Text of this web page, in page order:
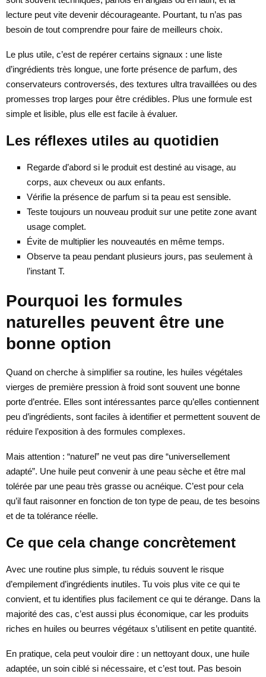
lecture peut vite devenir décourageante. Pourtant, tu n’as pas
besoin de tout comprendre pour faire de meilleurs choix.
Le plus utile, c’est de repérer certains signaux : une liste
d’ingrédients très longue, une forte présence de parfum, des
conservateurs controversés, des textures ultra travaillées ou des
promesses trop larges pour être crédibles. Plus une formule est
simple et lisible, plus elle est facile à évaluer.
Les réflexes utiles au quotidien
Regarde d’abord si le produit est destiné au visage, au
corps, aux cheveux ou aux enfants.
Vérifie la présence de parfum si ta peau est sensible.
Teste toujours un nouveau produit sur une petite zone avant
usage complet.
Évite de multiplier les nouveautés en même temps.
Observe ta peau pendant plusieurs jours, pas seulement à
l’instant T.
Pourquoi les formules
naturelles peuvent être une
bonne option
Quand on cherche à simplifier sa routine, les huiles végétales
vierges de première pression à froid sont souvent une bonne
porte d’entrée. Elles sont intéressantes parce qu’elles contiennent
peu d’ingrédients, sont faciles à identifier et permettent souvent de
réduire l’exposition à des formules complexes.
Mais attention : “naturel” ne veut pas dire “universellement
adapté”. Une huile peut convenir à une peau sèche et être mal
tolérée par une peau très grasse ou acnéique. C’est pour cela
qu’il faut raisonner en fonction de ton type de peau, de tes besoins
et de ta tolérance réelle.
Ce que cela change concrètement
Avec une routine plus simple, tu réduis souvent le risque
d’empilement d’ingrédients inutiles. Tu vois plus vite ce qui te
convient, et tu identifies plus facilement ce qui te dérange. Dans la
majorité des cas, c’est aussi plus économique, car les produits
riches en huiles ou beurres végétaux s’utilisent en petite quantité.
En pratique, cela peut vouloir dire : un nettoyant doux, une huile
adaptée, un soin ciblé si nécessaire, et c’est tout. Pas besoin